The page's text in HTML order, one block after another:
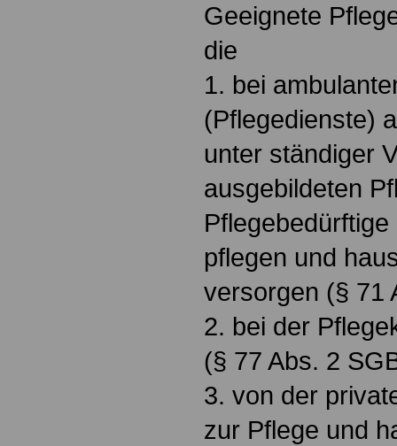
Geeignete
die
1. bei
(Pflegedienste)
unter ständiger
ausgebildeten
pflegen und
versorgen (§ 71
2. bei der
(§ 77 Abs. 2
3. von der
zur Pflege und